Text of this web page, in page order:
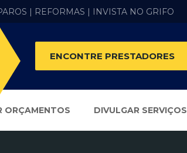
| REFORMAS | INVISTA NO GRIFO
ENCONTRE PRESTADORES
ORÇAMENTOS DIVULGAR SERVIÇOS